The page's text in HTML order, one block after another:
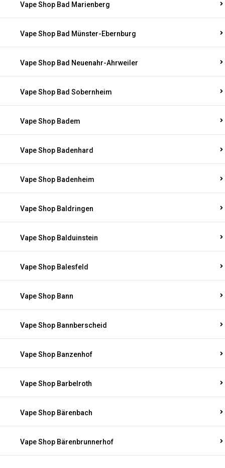
Vape Shop Bad Marienberg
Vape Shop Bad Münster-Ebernburg
Vape Shop Bad Neuenahr-Ahrweiler
Vape Shop Bad Sobernheim
Vape Shop Badem
Vape Shop Badenhard
Vape Shop Badenheim
Vape Shop Baldringen
Vape Shop Balduinstein
Vape Shop Balesfeld
Vape Shop Bann
Vape Shop Bannberscheid
Vape Shop Banzenhof
Vape Shop Barbelroth
Vape Shop Bärenbach
Vape Shop Bärenbrunnerhof